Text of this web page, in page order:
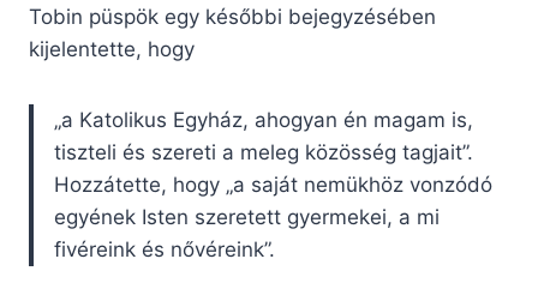
Tobin püspök egy későbbi bejegyzésében
kijelentette, hogy
„a Katolikus Egyház, ahogyan én magam is,
tiszteli és szereti a meleg közösség tagjait”.
Hozzátette, hogy „a saját nemükhöz vonzódó
egyének Isten szeretett gyermekei, a mi
fivéreink és nővéreink”.